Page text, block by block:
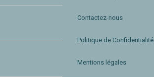
Contactez-nous
Politique de Confidentialité
Mentions légales